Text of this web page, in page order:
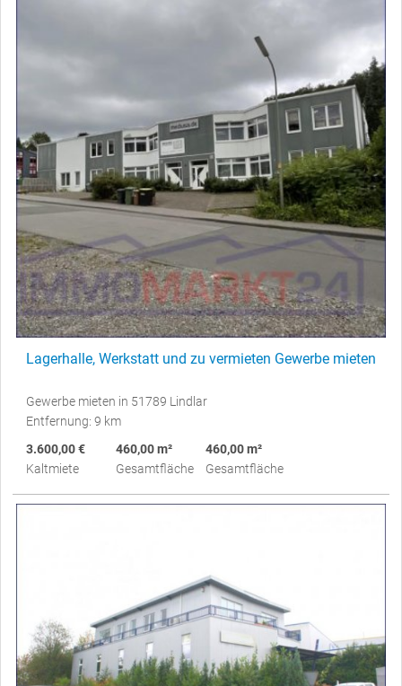
Lagerhalle, Werkstatt und zu vermieten Gewerbe mieten
Gewerbe mieten in 51789 Lindlar
Entfernung: 9 km
3.600,00 €
Kaltmiete
460,00 m²
Gesamtfläche
460,00 m²
Gesamtfläche